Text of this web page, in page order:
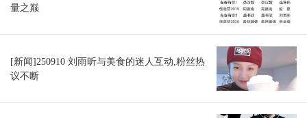
量之巅
[新闻]250910 刘雨昕与美食的迷人互动,粉丝热
议不断